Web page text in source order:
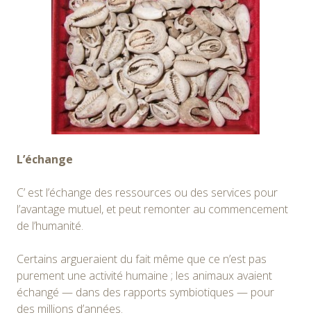
L’échange
C’ est l’échange des ressources ou des services pour
l’avantage mutuel, et peut remonter au commencement
de l’humanité.
Certains argueraient du fait même que ce n’est pas
purement une activité humaine ; les animaux avaient
échangé — dans des rapports symbiotiques — pour
des millions d’années.